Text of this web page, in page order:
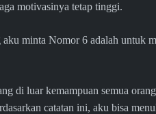
motivasinya tetap tinggi.
aku minta Nomor 6 adalah untuk
di luar kemampuan semua
catatan ini, aku bisa